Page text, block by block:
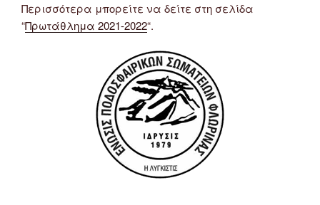
Περισσότερα μπορείτε να δείτε στη σελίδα
“Πρωτάθλημα 2021-2022“.